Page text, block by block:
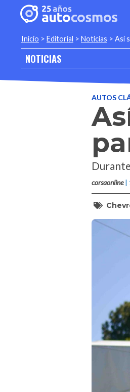
Inicio > Editorial > Noticias > Así
NOTICIAS
AUTOS
corsaonline |